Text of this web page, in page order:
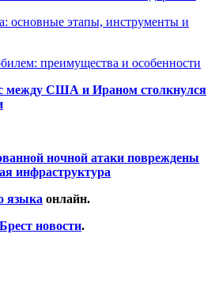
основные этапы, инструменты и
преимущества и особенности
между США и Ираном столкнулся
ночной атаки повреждены
инфраструктура
языка онлайн.
новости.